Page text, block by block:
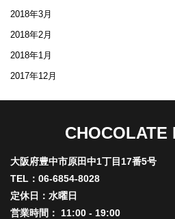
2018年3月
2018年2月
2018年1月
2017年12月
CHOCOLATE
大阪府豊中市原田中1丁目17番5号
TEL：06-6854-8028
定休日：水曜日
営業時間： 11:00 - 19:00